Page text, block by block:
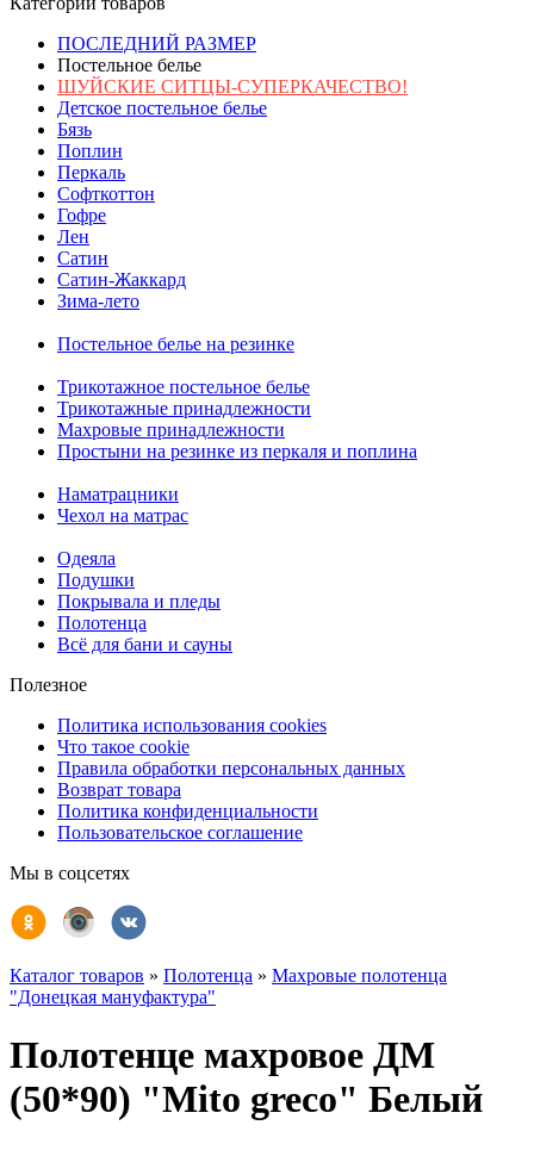
ПОСЛЕДНИЙ РАЗМЕР
Постельное белье
ШУЙСКИЕ СИТЦЫ-СУПЕРКАЧЕСТВО!
Детское постельное белье
Бязь
Поплин
Перкаль
Софткоттон
Гофре
Лен
Сатин
Сатин-Жаккард
Зима-лето
Постельное белье на резинке
Трикотажное постельное белье
Трикотажные принадлежности
Махровые принадлежности
Простыни на резинке из перкаля и поплина
Наматрацники
Чехол на матрас
Одеяла
Подушки
Покрывала и пледы
Полотенца
Всё для бани и сауны
Полезное
Политика использования cookies
Что такое cookie
Правила обработки персональных данных
Возврат товара
Политика конфиденциальности
Пользовательское соглашение
Мы в соцсетях
Каталог товаров » Полотенца » Махровые полотенца
"Донецкая мануфактура"
Полотенце махровое ДМ
(50*90) "Mito greco" Белый